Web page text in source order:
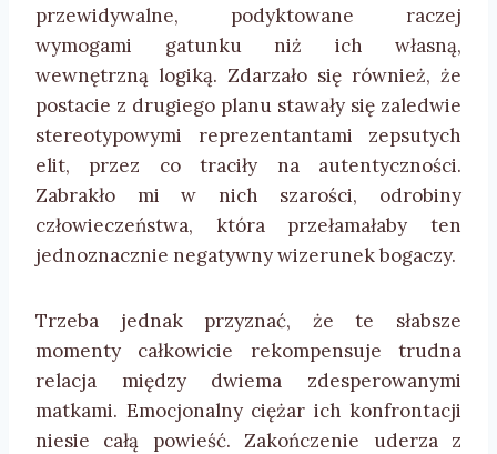
przewidywalne, podyktowane raczej
wymogami gatunku niż ich własną,
wewnętrzną logiką. Zdarzało się również, że
postacie z drugiego planu stawały się zaledwie
stereotypowymi reprezentantami zepsutych
elit, przez co traciły na autentyczności.
Zabrakło mi w nich szarości, odrobiny
człowieczeństwa, która przełamałaby ten
jednoznacznie negatywny wizerunek bogaczy.
Trzeba jednak przyznać, że te słabsze
momenty całkowicie rekompensuje trudna
relacja między dwiema zdesperowanymi
matkami. Emocjonalny ciężar ich konfrontacji
niesie całą powieść. Zakończenie uderza z